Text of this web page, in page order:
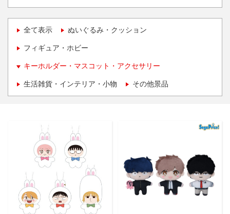
全て表示 ぬいぐるみ・クッション
フィギュア・ホビー
キーホルダー・マスコット・アクセサリー
生活雑貨・インテリア・小物 その他景品